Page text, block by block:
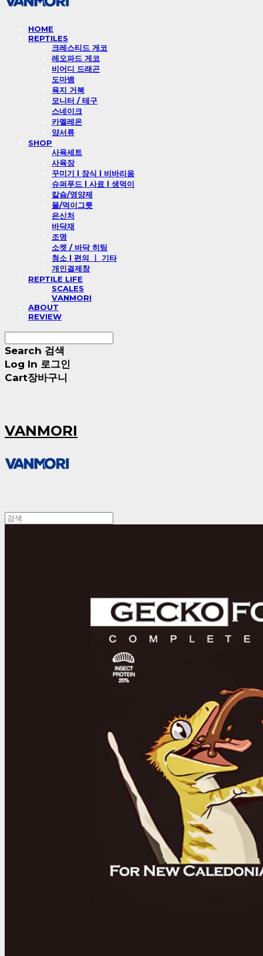
HOME
REPTILES
크레스티드 게코
레오파드 게코
비어디 드래곤
도마뱀
육지 거북
모니터 / 테구
스네이크
카멜레온
양서류
SHOP
사육세트
사육장
꾸미기 l 장식 l 비바리움
슈퍼푸드 l 사료 l 생먹이
칼슘/영양제
물/먹이그릇
은신처
바닥재
조명
소켓 / 바닥 히팅
청소 l 편의 ㅣ 기타
개인결제창
REPTILE LIFE
SCALES
VANMORI
ABOUT
REVIEW
Search 검색
Log In 로그인
Cart장바구니
VANMORI